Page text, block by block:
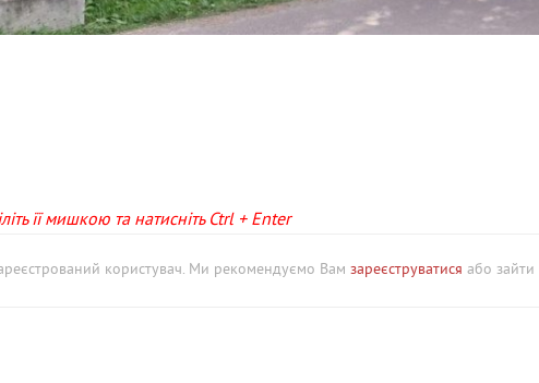
її мишкою та натисніть Ctrl + Enter
користувач. Ми рекомендуємо Вам зареєструватися або зайти